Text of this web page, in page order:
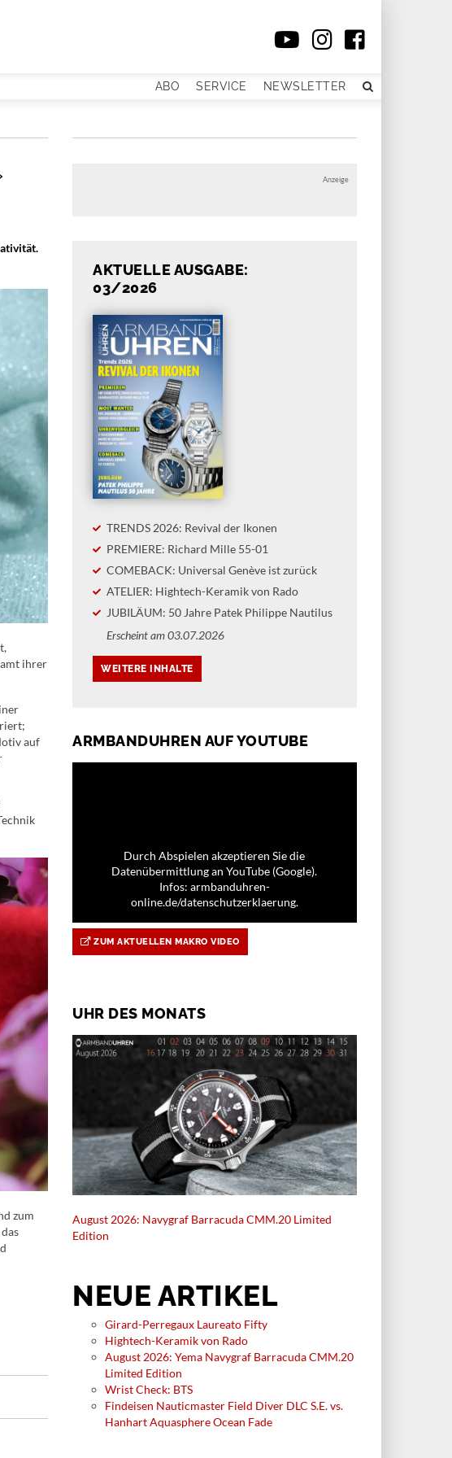
ABO SERVICE NEWSLETTER
ihrer
auf
zum
Anzeige
AKTUELLE AUSGABE:
03/2026
TRENDS 2026: Revival der Ikonen
PREMIERE: Richard Mille 55-01
COMEBACK: Universal Genève ist zurück
ATELIER: Hightech-Keramik von Rado
JUBILÄUM: 50 Jahre Patek Philippe Nautilus
Erscheint am 03.07.2026
ARMBANDUHREN AUF YOUTUBE
Durch Abspielen akzeptieren Sie die
Datenübermittlung an YouTube (Google).
Infos: armbanduhren-
online.de/datenschutzerklaerung.
ZUM AKTUELLEN MAKRO VIDEO
UHR DES MONATS
August 2026: Navygraf Barracuda CMM.20 Limited
Edition
NEUE ARTIKEL
Girard-Perregaux Laureato Fifty
Hightech-Keramik von Rado
August 2026: Yema Navygraf Barracuda CMM.20
Limited Edition
Wrist Check: BTS
Findeisen Nauticmaster Field Diver DLC S.E. vs.
Hanhart Aquasphere Ocean Fade